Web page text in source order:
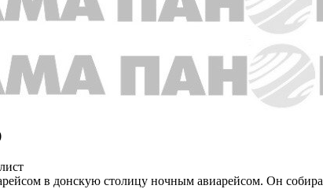
в донскую столицу ночным авиарейсом. Он